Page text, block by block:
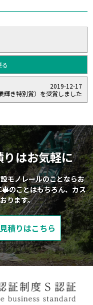
2019-12-17
輝き特別賞）を受賞しました
はお気軽に
モノレールのことならお
のことはもちろん、カス
ります。
積りはこちら